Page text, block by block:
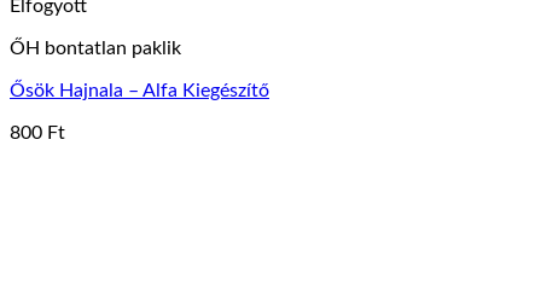
Elfogyott
ŐH bontatlan paklik
Ősök Hajnala – Alfa Kiegészítő
800 Ft